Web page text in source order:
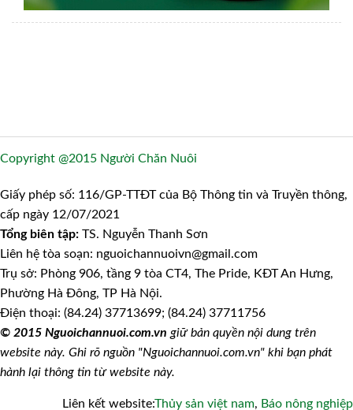
Copyright @2015 Người Chăn Nuôi
Giấy phép số: 116/GP-TTĐT của Bộ Thông tin và Truyền thông,
cấp ngày 12/07/2021
Tổng biên tập: TS. Nguyễn Thanh Sơn
Liên hệ tòa soạn: nguoichannuoivn@gmail.com
Trụ sở: Phòng 906, tầng 9 tòa CT4, The Pride, KĐT An Hưng,
Phường Hà Đông, TP Hà Nội.
Điện thoại: (84.24) 37713699; (84.24) 37711756
© 2015 Nguoichannuoi.com.vn giữ bản quyền nội dung trên
website này. Ghi rõ nguồn "Nguoichannuoi.com.vn" khi bạn phát
hành lại thông tin từ website này.
Liên kết website:Thủy sản việt nam, Báo nông nghiệp